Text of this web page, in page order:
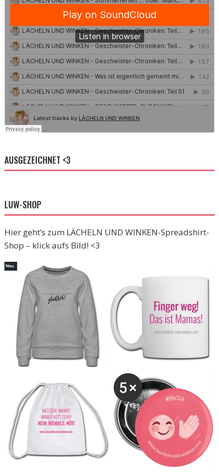
AUSGEZEICHNET <3
LUW-SHOP
Hier geht’s zum LÄCHELN UND WINKEN-Spreadshirt-
Shop – klick aufs Bild! <3